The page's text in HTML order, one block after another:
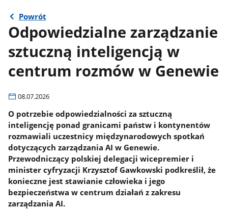
Powrót
Odpowiedzialne zarządzanie
sztuczną inteligencją w
centrum rozmów w Genewie
08.07.2026
O potrzebie odpowiedzialności za sztuczną
inteligencję ponad granicami państw i kontynentów
rozmawiali uczestnicy międzynarodowych spotkań
dotyczących zarządzania AI w Genewie.
Przewodniczący polskiej delegacji wicepremier i
minister cyfryzacji Krzysztof Gawkowski podkreślił, że
konieczne jest stawianie człowieka i jego
bezpieczeństwa w centrum działań z zakresu
zarządzania AI.